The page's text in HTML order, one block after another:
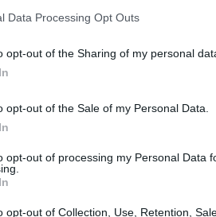
Data Processing Opt Outs
opt-out of the Sharing of my personal
opt-out of the Sale of my Personal Data.
opt-out of processing my Personal Data
opt-out of Collection, Use, Retention,
intitolato “
di regole chiare per la
per ulteriori
on the use of ESG or
delle nuove linee
a garantire che le
una scadenza per
più robusto per l’uso di